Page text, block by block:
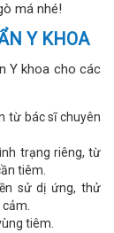
má nhé!
Y KHOA
Y khoa cho các
từ bác sĩ chuyên
trạng riêng, từ
tiêm.
sử dị ứng, thử
tiêm.